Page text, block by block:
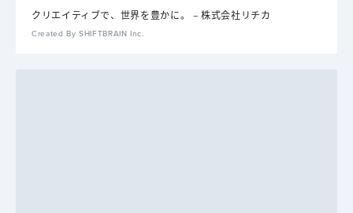
クリエイティブで、世界を豊かに。 – 株式会社リチカ
Created By SHIFTBRAIN Inc.